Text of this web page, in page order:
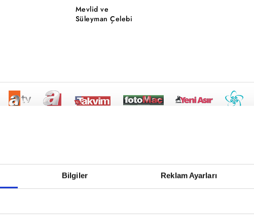
Bilgiler Reklam Ayarları
Mevlid ve
Süleyman Çelebi